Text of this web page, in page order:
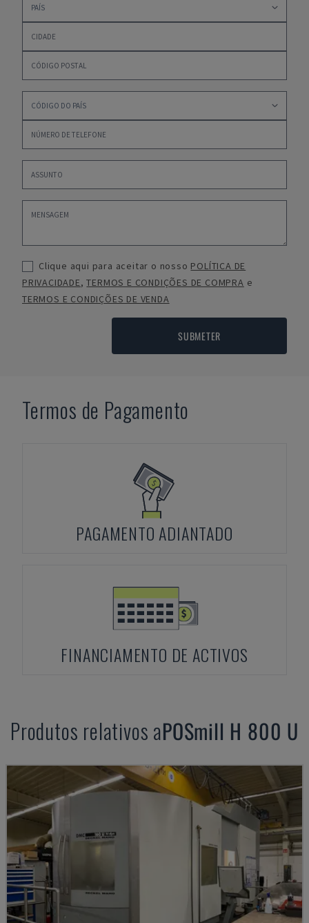
Clique aqui para aceitar o nosso POLÍTICA DE
PRIVACIDADE,TERMOS E CONDIÇÕES DE COMPRA e
TERMOS E CONDIÇÕES DE VENDA
SUBMETER
Termos de Pagamento
PAGAMENTO ADIANTADO
FINANCIAMENTO DE ACTIVOS
Produtos relativos aPOSmill H 800 U